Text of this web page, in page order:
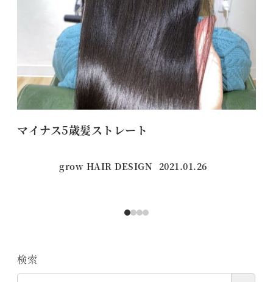
マイナス5歳髪ストレート
grow HAIR DESIGN 投稿日
2021.01.26
検索